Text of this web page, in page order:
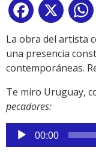
Facebook
X
La obra del artista
una presencia
contemporáneas.
Te miro Uruguay,
pecadores:
Reproductor
de
00:00